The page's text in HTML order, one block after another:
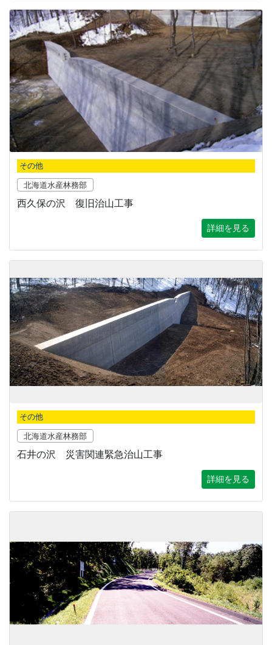
その他
北海道水産林務部
西久保の沢 復旧治山工事
詳細を見る
その他
北海道水産林務部
石井の沢 災害関連緊急治山工事
詳細を見る